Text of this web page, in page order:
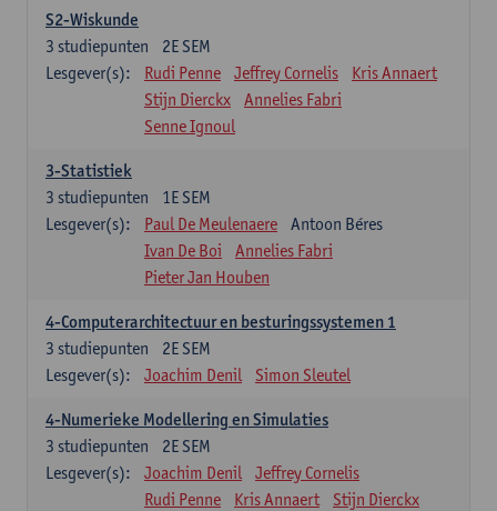
S2-Wiskunde
2E SEM
3 studiepunten
Lesgever(s):
Rudi Penne Jeffrey Cornelis
Kris Annaert
Stijn Dierckx
Annelies Fabri
Senne Ignoul
3-Statistiek
1E SEM
3 studiepunten
Lesgever(s):
Paul De Meulenaere
Antoon Béres
Ivan De Boi
Annelies Fabri
Pieter Jan Houben
4-Computerarchitectuur en besturingssystemen 1
2E SEM
3 studiepunten
Lesgever(s):
Joachim Denil Simon Sleutel
4-Numerieke Modellering en Simulaties
2E SEM
3 studiepunten
Lesgever(s):
Joachim Denil
Jeffrey Cornelis
Rudi Penne
Kris Annaert
Stijn Dierckx